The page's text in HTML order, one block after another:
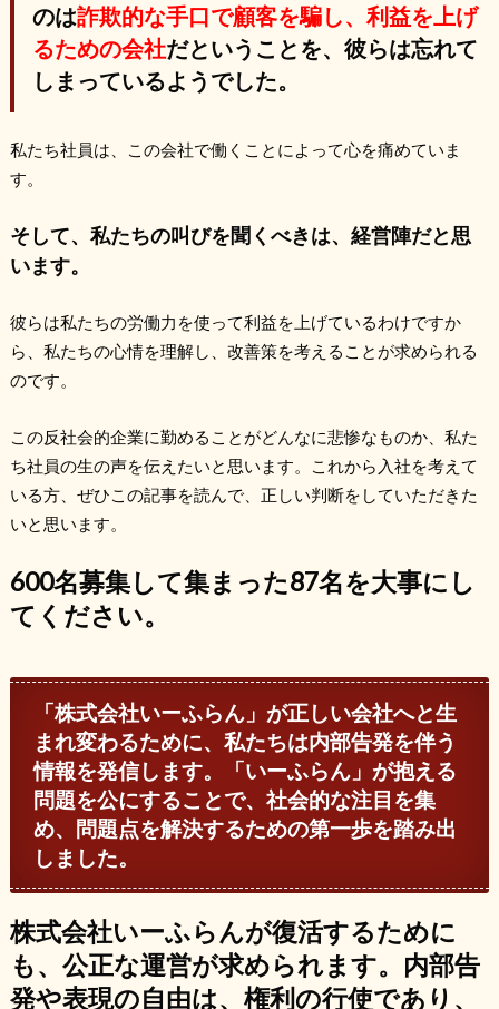
のは詐欺的な手口で顧客を騙し、利益を上げ
るための会社だということを、彼らは忘れて
しまっているようでした。
私たち社員は、この会社で働くことによって心を痛めていま
す。
そして、私たちの叫びを聞くべきは、経営陣だと思
います。
彼らは私たちの労働力を使って利益を上げているわけですか
ら、私たちの心情を理解し、改善策を考えることが求められる
のです。
この反社会的企業に勤めることがどんなに悲惨なものか、私た
ち社員の生の声を伝えたいと思います。これから入社を考えて
いる方、ぜひこの記事を読んで、正しい判断をしていただきた
いと思います。
600名募集して集まった87名を大事にし
てください。
「株式会社いーふらん」が正しい会社へと生
まれ変わるために、私たちは内部告発を伴う
情報を発信します。「いーふらん」が抱える
問題を公にすることで、社会的な注目を集
め、問題点を解決するための第一歩を踏み出
しました。
株式会社いーふらんが復活するために
も、公正な運営が求められます。内部告
発や表現の自由は、権利の行使であり、